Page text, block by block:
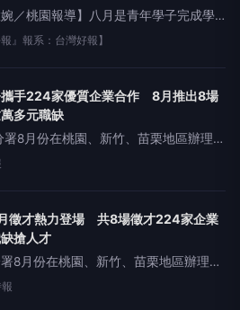
婉／桃園報導】八月是青年學子完成學
的重要時節，勞動部勞動力發展署桃
邀請224家優質企業提供上萬個工作職
報』報系：台灣好報】
攜手224家優質企業合作 8月推出8場
多元職缺
8月份在桃園、新竹、苗栗地區辦理8
歡迎有求職需求的民眾踴躍參與。
月是青年學子完成學業、投身職場的
動部勞
徵才熱力登場 共8場徵才224家企業
搶人才
8月份在桃園、新竹、苗栗地區辦理8
歡迎有求職需求的民眾踴躍參與。